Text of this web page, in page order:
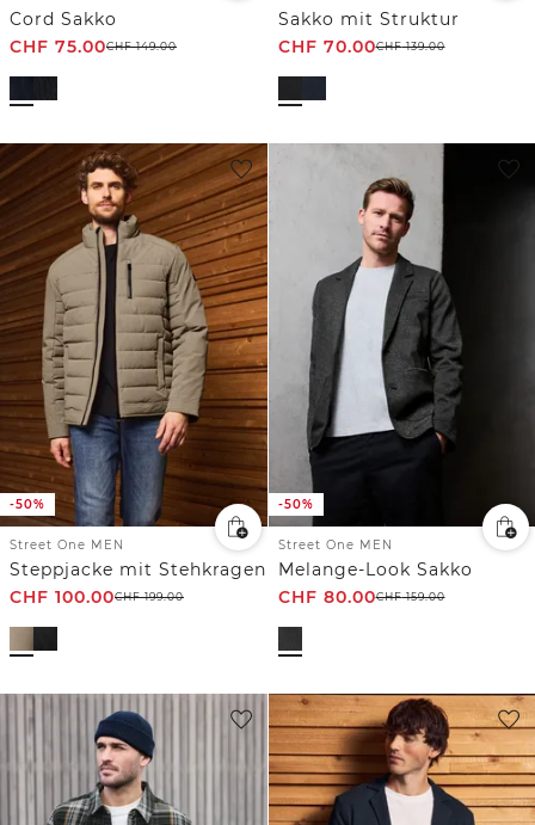
Cord Sakko
CHF 75.00CHF149.00
Sakko mit Struktur
CHF 70.00CHF139.00
-50%
Street One MEN
Steppjacke mit Stehkragen
CHF 100.00CHF199.00
-50%
Street One MEN
Melange-Look Sakko
CHF 80.00CHF159.00